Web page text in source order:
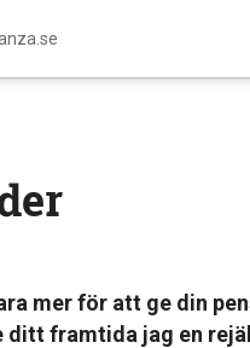
mer för att ge din
ditt framtida jag en rejäl